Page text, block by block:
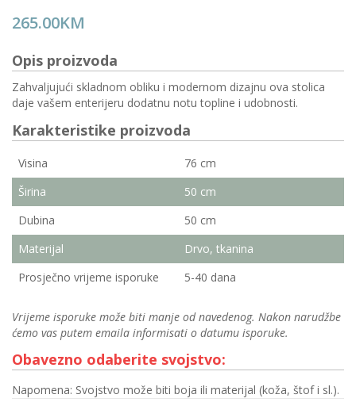
265.00KM
Opis proizvoda
Zahvaljujući skladnom obliku i modernom dizajnu ova stolica
daje vašem enterijeru dodatnu notu topline i udobnosti.
Karakteristike proizvoda
Visina
76 cm
Širina
50 cm
Dubina
50 cm
Materijal
Drvo, tkanina
Prosječno vrijeme isporuke
5-40 dana
Vrijeme isporuke može biti manje od navedenog. Nakon narudžbe
ćemo vas putem emaila informisati o datumu isporuke.
Obavezno odaberite svojstvo:
Napomena: Svojstvo može biti boja ili materijal (koža, štof i sl.).